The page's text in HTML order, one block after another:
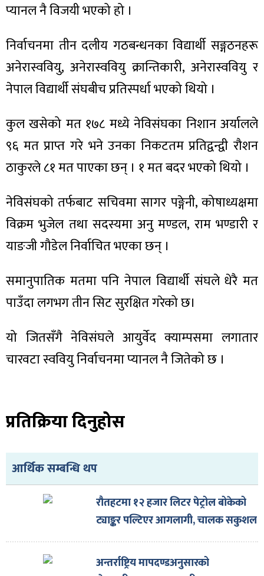
प्यानल नै विजयी भएको हो ।
निर्वाचनमा तीन दलीय गठबन्धनका विद्यार्थी सङ्गठनहरू
अनेरास्ववियु, अनेरास्ववियु क्रान्तिकारी, अनेरास्ववियु र
नेपाल विद्यार्थी संघबीच प्रतिस्पर्धा भएको थियो ।
कुल खसेको मत १७८ मध्ये नेविसंघका निशान अर्यालले
९६ मत प्राप्त गरे भने उनका निकटतम प्रतिद्वन्द्वी रौशन
ठाकुरले ८१ मत पाएका छन् । १ मत बदर भएको थियो ।
नेविसंघको तर्फबाट सचिवमा सागर पङ्गेनी, कोषाध्यक्षमा
विक्रम भुजेल तथा सदस्यमा अनु मण्डल, राम भण्डारी र
याङजी गौडेल निर्वाचित भएका छन् ।
समानुपातिक मतमा पनि नेपाल विद्यार्थी संघले धेरै मत
पाउँदा लगभग तीन सिट सुरक्षित गरेको छ।
यो जितसँगै नेविसंघले आयुर्वेद क्याम्पसमा लगातार
चारवटा स्ववियु निर्वाचनमा प्यानल नै जितेको छ ।
प्रतिक्रिया दिनुहोस
आर्थिक सम्बन्धि थप
रौतहटमा १२ हजार लिटर पेट्रोल बोकेको
ट्याङ्कर पल्टिएर आगलागी, चालक सकुशल
अन्तर्राष्ट्रिय मापदण्डअनुसारको